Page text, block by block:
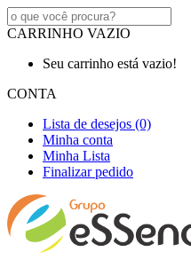
CARRINHO VAZIO
Seu carrinho está vazio!
CONTA
Lista de desejos (0)
Minha conta
Minha Lista
Finalizar pedido